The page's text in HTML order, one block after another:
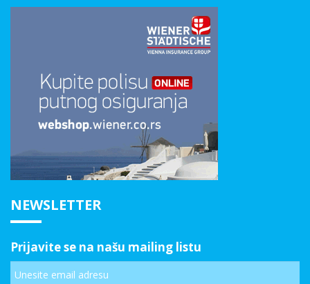
NEWSLETTER
Prijavite se na našu mailing listu